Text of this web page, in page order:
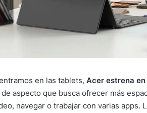
en las tablets, Acer estrena
aspecto que busca ofrecer más
navegar o trabajar con varias apps.